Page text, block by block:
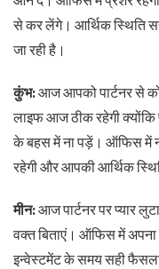
से कर लेंगे। आर्थिक स्थिति
जा रही है।
कुंभ:आज आपको पार्टनर से
लाइफ आज ठीक रहेगी
के बहस में ना पड़ें। ऑफिस में
रहेगी और आपकी आर्थिक
मीन:आज पार्टनर पर प्यार
वक्त बिताएं। ऑफिस में
इन्वेस्टमेंट के समय सही